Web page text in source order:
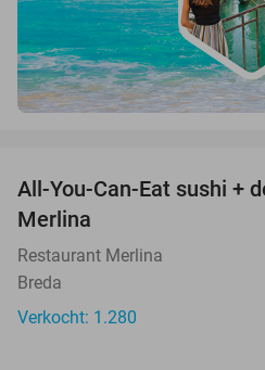
All-You-Can-Eat sushi +
Merlina
Restaurant Merlina
Breda
Verkocht: 1.280